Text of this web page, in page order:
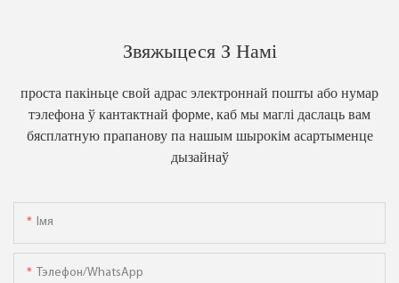
Звяжыцеся З Намі
проста пакіньце свой адрас электроннай пошты або нумар
тэлефона ў кантактнай форме, каб мы маглі даслаць вам
бясплатную прапанову па нашым шырокім асартыменце
дызайнаў
Імя
Тэлефон/WhatsApp